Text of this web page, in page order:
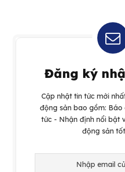
Đăng ký
Cập nhật tin tức mới
động sản bao gồm: Báo
tức - Nhận định nổi bật
động sản